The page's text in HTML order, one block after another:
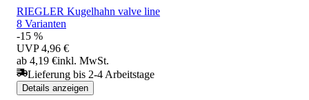
RIEGLER Kugelhahn valve line
8 Varianten
-15 %
UVP 4,96 €
ab 4,19 €inkl. MwSt.
Lieferung bis 2-4 Arbeitstage
Details anzeigen